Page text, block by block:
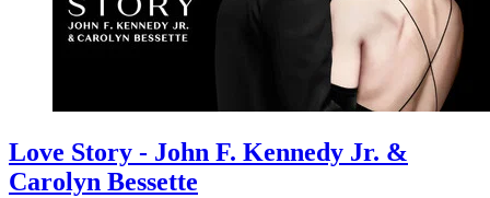
Love Story - John F. Kennedy Jr. &
Carolyn Bessette